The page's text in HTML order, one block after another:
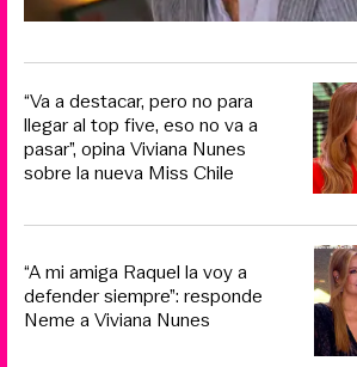
“Va a destacar, pero no para
llegar al top five, eso no va a
pasar”, opina Viviana Nunes
sobre la nueva Miss Chile
“A mi amiga Raquel la voy a
defender siempre”: responde
Neme a Viviana Nunes